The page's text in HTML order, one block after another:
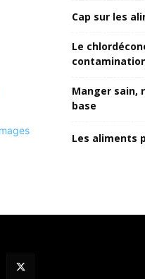
Cap sur les
Le
Manger sain,
base
Les aliments